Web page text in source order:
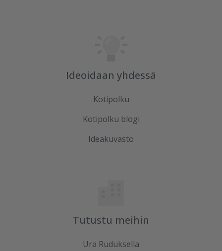
Ideoidaan yhdessä
Kotipolku
Kotipolku blogi
Ideakuvasto
Tutustu meihin
Ura Ruduksella